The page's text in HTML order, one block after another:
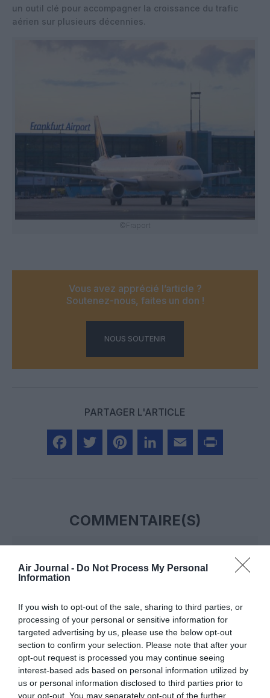
Air Journal - Do Not Process My Personal
Information
If you wish to opt-out of the sale, sharing to third parties, or
processing of your personal or sensitive information for
targeted advertising by us, please use the below opt-out
section to confirm your selection. Please note that after your
opt-out request is processed you may continue seeing
interest-based ads based on personal information utilized by
us or personal information disclosed to third parties prior to
your opt-out. You may separately opt-out of the further
un outil clé pour accompagner la croissance du trafic
aérien sur plusieurs décennies.
©Fraport
Vous avez apprécié l’article ?
Soutenez-nous, faites un don !
NOUS SOUTENIR
PARTAGER L'ARTICLE
COMMENTAIRE(S)
Avec la mise en service commerciale du terminal 3, ce jeudi
les terminaux 1 et 2 au terminal 3. Cette installation complète
le dispositif existant et assure une liaison continue entre
l’extension sud et la partie nord de la plateforme.
La station principale de ce métro automatique se situe au
terminal 1, au niveau des arrivées. Elle est directement reliée
à la gare ferroviaire — desservie par les trains régionaux
ainsi que par les trains nationaux et internationaux (grande